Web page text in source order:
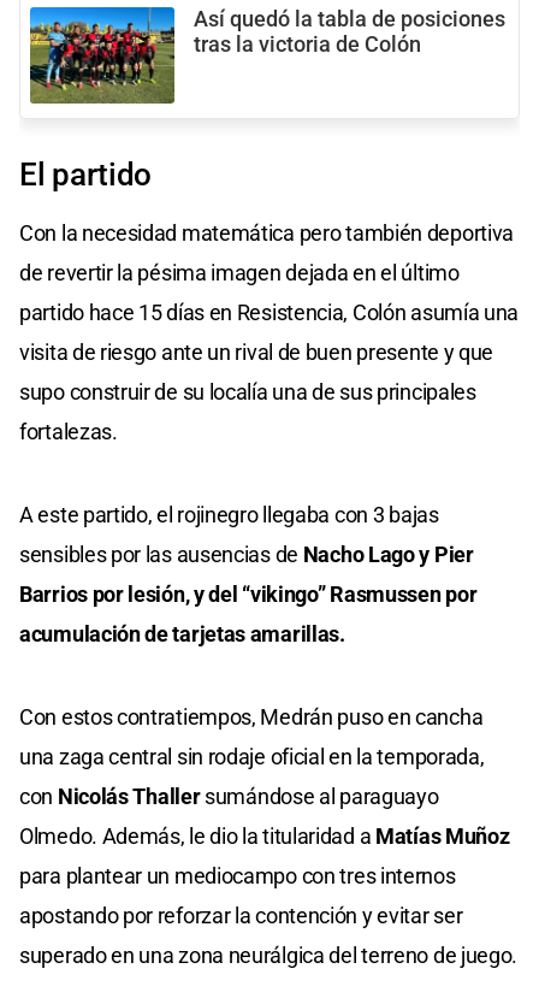
Así quedó la tabla de posiciones
tras la victoria de Colón
El partido
Con la necesidad matemática pero también deportiva
de revertir la pésima imagen dejada en el último
partido hace 15 días en Resistencia, Colón asumía una
visita de riesgo ante un rival de buen presente y que
supo construir de su localía una de sus principales
fortalezas.
A este partido, el rojinegro llegaba con 3 bajas
sensibles por las ausencias de Nacho Lago y Pier
Barrios por lesión, y del “vikingo” Rasmussen por
acumulación de tarjetas amarillas.
Con estos contratiempos, Medrán puso en cancha
una zaga central sin rodaje oficial en la temporada,
con Nicolás Thallersumándose al paraguayo
Olmedo. Además, le dio la titularidad a Matías Muñoz
para plantear un mediocampo con tres internos
apostando por reforzar la contención y evitar ser
superado en una zona neurálgica del terreno de juego.